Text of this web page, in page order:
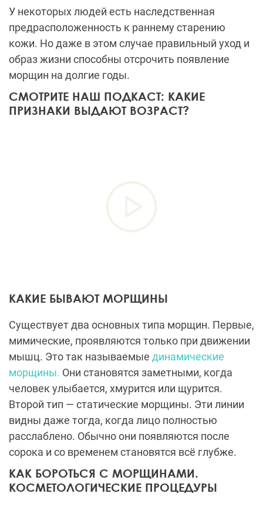
У некоторых людей есть наследственная
предрасположенность к раннему старению
кожи. Но даже в этом случае правильный уход и
образ жизни способны отсрочить появление
морщин на долгие годы.
СМОТРИТЕ НАШ ПОДКАСТ: КАКИЕ
ПРИЗНАКИ ВЫДАЮТ ВОЗРАСТ?
КАКИЕ БЫВАЮТ МОРЩИНЫ
Существует два основных типа морщин. Первые,
мимические, проявляются только при движении
мышц. Это так называемые динамические
морщины. Они становятся заметными, когда
человек улыбается, хмурится или щурится.
Второй тип — статические морщины. Эти линии
видны даже тогда, когда лицо полностью
расслаблено. Обычно они появляются после
сорока и со временем становятся всё глубже.
КАК БОРОТЬСЯ С МОРЩИНАМИ.
КОСМЕТОЛОГИЧЕСКИЕ ПРОЦЕДУРЫ